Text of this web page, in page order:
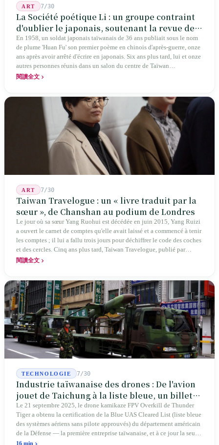
ART 7/30
La Société poétique Li : un groupe contraint
d'oublier le japonais, soutenant la revue de
poésie chinoise la plus ancienne de Taïwan
En 1958, un soldat japonais taïwanais de 36 ans publiait sous le nom
de plume 'Huan Fu' son premier poème en chinois d'après-guerre, onze
ans après avoir arrêté d'écrire en japonais. Six ans plus tard, lui et onze
autres personnes réunis dans un salon du centre de Taïwan
transformaient cette expérience de mutisme générationnel en une
jusqu'aux manuels scolaires du collège.
閱讀全文
ART 7/30
Taiwan Travelogue : un « livre traduit par la
sœur », de Chanshan au podium de Londres
Le jour où sa sœur Yang Ruohui est décédée en juin 2015, Yang Ruizi
a ouvert le carnet de comptes qu'elle avait laissé et a commencé à tenir
les comptes ; il lui a fallu trois jours pour déchiffrer le code des coches
et des cercles. Cinq ans plus tard, Taiwan Travelogue, publié par
Chanshan, portait la mention « par Chihako Aoyama, traduit par Yang
traduit un livre inexistant sous le nom de sa sœur.
閱讀全文
TECHNOLOGIE 7/30
Industrie taïwanaise des drones : De l'avion
jouet de Taichung à la liste bleue, un billet
d'entrée pour Thunder Tiger
Le 21 septembre 2025, le drone kamikaze FPV Overkill de Thunder
Tiger a obtenu la certification de la Blue UAS Cleared List (liste bleue
des systèmes aériens sans pilote approuvés) du département américain
de la Défense — la première entreprise taïwanaise, et à ce jour la seule.
Sur les 39 plateformes de drones finis et les 165 composants de cette
16 min